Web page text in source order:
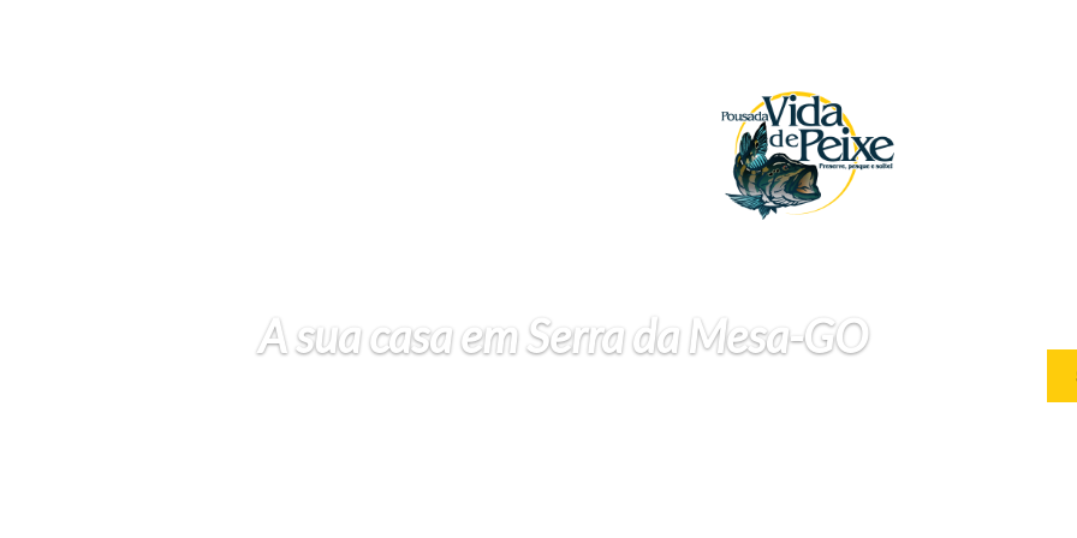
A sua casa em Serra da Mesa-GO